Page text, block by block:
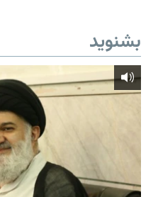
بشنوید